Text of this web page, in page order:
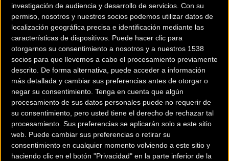
investigación de audiencia y desarrollo de servicios. Con su
permiso, nosotros y nuestros socios podemos utilizar datos de
localización geográfica precisa e identificación mediante las
características de dispositivos. Puede hacer clic para
otorgarnos su consentimiento a nosotros y a nuestros 1538
socios para que llevemos a cabo el procesamiento previamente
descrito. De forma alternativa, puede acceder a información
más detallada y cambiar sus preferencias antes de otorgar o
negar su consentimiento. Tenga en cuenta que algún
procesamiento de sus datos personales puede no requerir de
su consentimiento, pero usted tiene el derecho de rechazar tal
procesamiento. Sus preferencias se aplicarán solo a este sitio
web. Puede cambiar sus preferencias o retirar su
consentimiento en cualquier momento volviendo a este sitio y
haciendo clic en el botón "Privacidad" en la parte inferior de la
Comentarios de la Noticia
Noticias sin comentarios. ¡Ya puedes escribir el tuyo!
Para participar en los debates
tienes que estarregistrado
Bikezona